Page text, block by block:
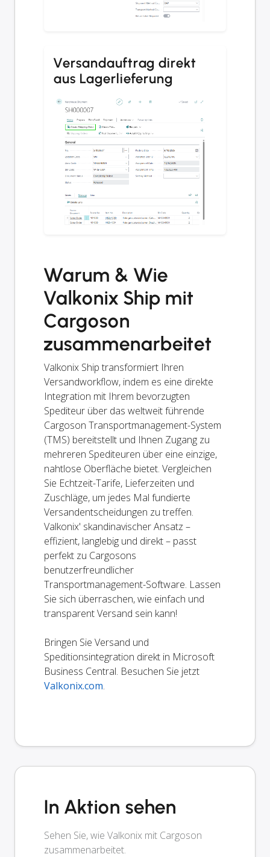
Versandauftrag direkt
aus Lagerlieferung
Warum & Wie
Valkonix Ship mit
Cargoson
zusammenarbeitet
Valkonix Ship transformiert Ihren
Versandworkflow, indem es eine direkte
Integration mit Ihrem bevorzugten
Spediteur über das weltweit führende
Cargoson Transportmanagement-System
(TMS) bereitstellt und Ihnen Zugang zu
mehreren Spediteuren über eine einzige,
nahtlose Oberfläche bietet. Vergleichen
Sie Echtzeit-Tarife, Lieferzeiten und
Zuschläge, um jedes Mal fundierte
Versandentscheidungen zu treffen.
Valkonix' skandinavischer Ansatz –
effizient, langlebig und direkt – passt
perfekt zu Cargosons
benutzerfreundlicher
Transportmanagement-Software. Lassen
Sie sich überraschen, wie einfach und
transparent Versand sein kann!
Bringen Sie Versand und
Speditionsintegration direkt in Microsoft
Business Central. Besuchen Sie jetzt
Valkonix.com.
In Aktion sehen
Sehen Sie, wie Valkonix mit Cargoson
zusammenarbeitet.